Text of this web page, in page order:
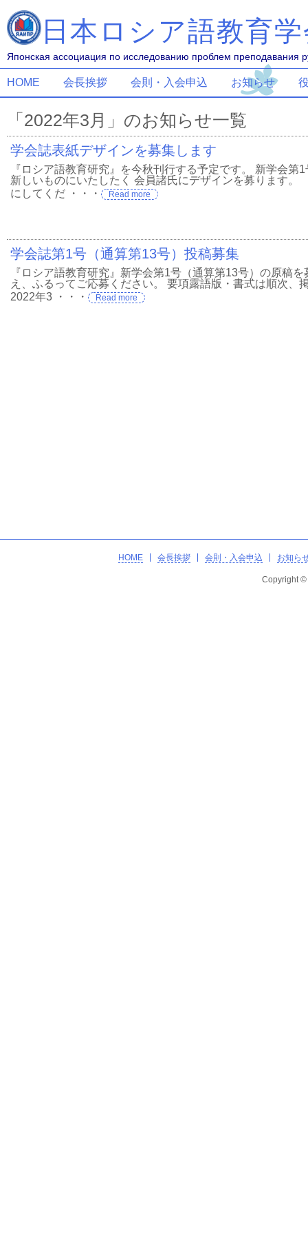
日本ロシア語教育
Японская ассоциация по исследованию проблем преподавания
HOME 会長挨拶 会則・入会申込 お知らせ
「2022年3月」のお知らせ一覧
学会誌表紙デザインを募集します
『ロシア語教育研究』を今秋刊行する予定です。 新学会
新しいものにいたしたく 会員諸氏にデザインを募ります
にしてくだ ・・・
Read more
学会誌第1号（通算第13号）投稿募集
『ロシア語教育研究』新学会第1号（通算第13号）の原稿
え、ふるってご応募ください。 要項露語版・書式は順次
2022年3 ・・・
Read more
HOME 会長挨拶 会則・入会申込 お知ら
Copyright